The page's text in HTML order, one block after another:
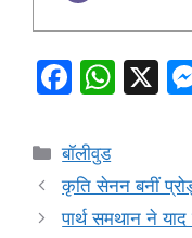
F
c
e
b
W
s
A
X
Categories
बॉलीवुड
कृति सेनन बनीं
पार्थ समथान ने